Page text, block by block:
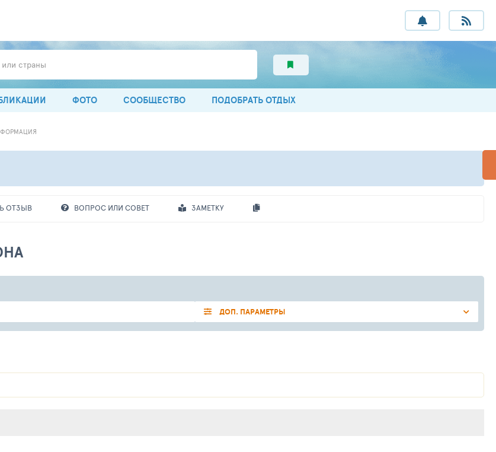
или страны
ФОТО СООБЩЕСТВО ПОДОБРАТЬ ОТДЫХ
ОТЗЫВ ВОПРОС ИЛИ СОВЕТ ЗАМЕТКУ
ДОП. ПАРАМЕТРЫ